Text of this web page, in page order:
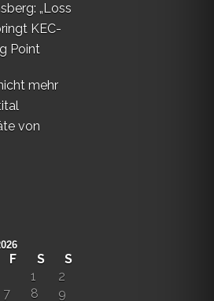
„Loss
KEC-
Point
mehr
von
F S
S
1
2
7 8 9